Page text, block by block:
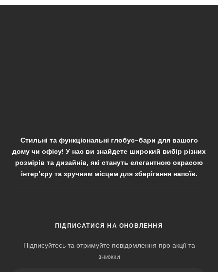
Стильні та функціональні глобус-бари для вашого
дому чи офісу! У нас ви знайдете широкий вибір різних
розмірів та дизайнів, які стануть елегантною окрасою
інтер'єру та зручним місцем для зберігання напоїв.
ПІДПИСАТИСЯ НА ОНОВЛЕННЯ
Підписуйтесь та отримуйте повідомлення про акції та
знижки